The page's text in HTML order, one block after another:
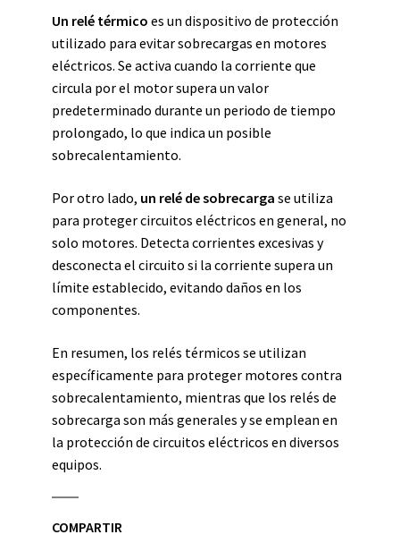
Un relé térmico es un dispositivo de protección
utilizado para evitar sobrecargas en motores
eléctricos. Se activa cuando la corriente que
circula por el motor supera un valor
predeterminado durante un periodo de tiempo
prolongado, lo que indica un posible
sobrecalentamiento.
Por otro lado, un relé de sobrecarga se utiliza
para proteger circuitos eléctricos en general, no
solo motores. Detecta corrientes excesivas y
desconecta el circuito si la corriente supera un
límite establecido, evitando daños en los
componentes.
En resumen, los relés térmicos se utilizan
específicamente para proteger motores contra
sobrecalentamiento, mientras que los relés de
sobrecarga son más generales y se emplean en
la protección de circuitos eléctricos en diversos
equipos.
COMPARTIR